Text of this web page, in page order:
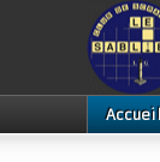
Accueil